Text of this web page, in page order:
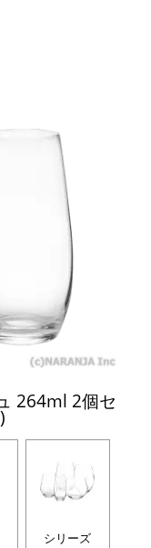
264ml 2個セ
シリーズ